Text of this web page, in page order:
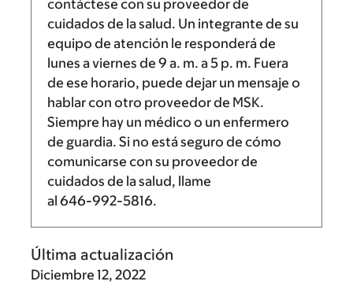
contáctese con su proveedor de
cuidados de la salud. Un integrante de su
equipo de atención le responderá de
lunes a viernes de 9 a. m. a5 p. m. Fuera
de ese horario, puede dejar un mensaje o
hablar con otro proveedor de MSK.
Siempre hay un médico o un enfermero
de guardia. Si no está seguro de cómo
comunicarse con su proveedor de
cuidados de la salud, llame
al 646-992-5816.
Última actualización
Diciembre 12, 2022